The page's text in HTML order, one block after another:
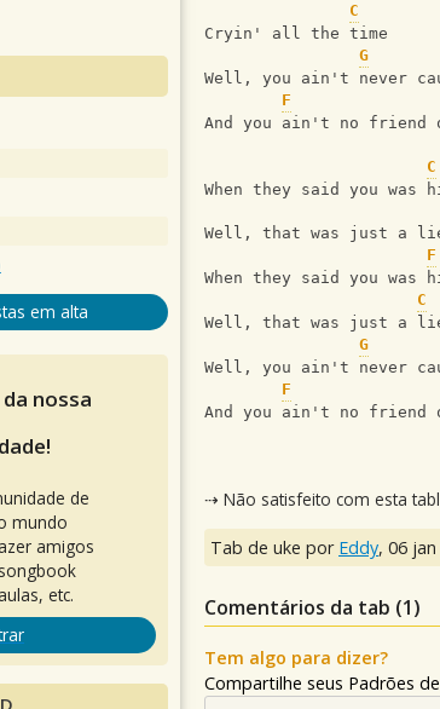
C
Cryin' all the time
G
Well, you ain't never
F
And you ain't no friend
C
When they said you was
Well, that was just a
F
When they said you was
C
Well, that was just a
G
Well, you ain't never
F
And you ain't no friend
⇢ Não satisfeito com esta
Tab de uke por Eddy, 06
Comentários da tab (1)
Tem algo para dizer?
Compartilhe seus Padrões
em alta
nossa
de
mundo
amigos
etc.